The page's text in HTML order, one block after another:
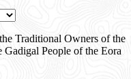
Traditional Owners of the
People of the Eora